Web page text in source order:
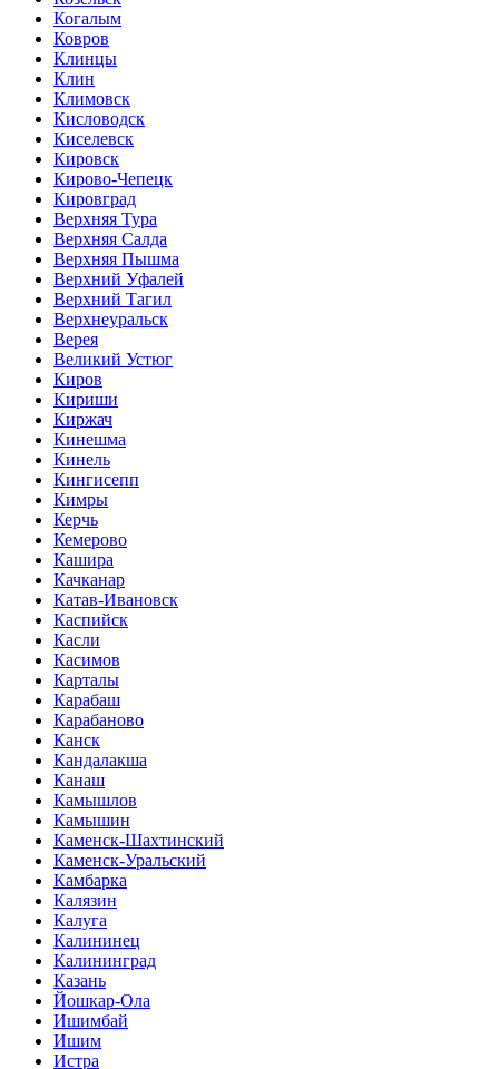
Когалым
Ковров
Клинцы
Клин
Климовск
Кисловодск
Киселевск
Кировск
Кирово-Чепецк
Кировград
Верхняя Тура
Верхняя Салда
Верхняя Пышма
Верхний Уфалей
Верхний Тагил
Верхнеуральск
Верея
Великий Устюг
Киров
Кириши
Киржач
Кинешма
Кинель
Кингисепп
Кимры
Керчь
Кемерово
Кашира
Качканар
Катав-Ивановск
Каспийск
Касли
Касимов
Карталы
Карабаш
Карабаново
Канск
Кандалакша
Канаш
Камышлов
Камышин
Каменск-Шахтинский
Каменск-Уральский
Камбарка
Калязин
Калуга
Калининец
Калининград
Казань
Йошкар-Ола
Ишимбай
Ишим
Истра